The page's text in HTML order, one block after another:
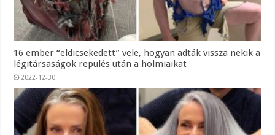
16 ember “eldicsekedett” vele, hogyan adták vissza nekik a
légitársaságok repülés után a holmiaikat
2022-12-30